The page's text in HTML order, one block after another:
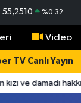
55,2510 %0.32
Video
TV Canlı Yayın
ve damadı